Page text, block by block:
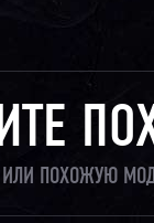
ИЛИ ПОХОЖУЮ